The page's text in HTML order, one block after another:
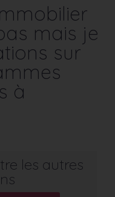
mais je
sur
à
les autres